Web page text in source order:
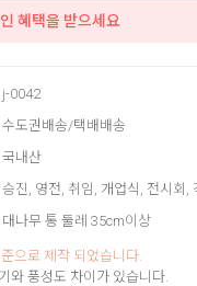
혜택을 받으세요
j-0042
수도권배송/택배배송
국내산
승진, 영전, 취임, 개업식, 전시회,
대나무 통 둘레 35cm이상
으로 제작 되었습니다.
와 풍성도 차이가 있습니다.